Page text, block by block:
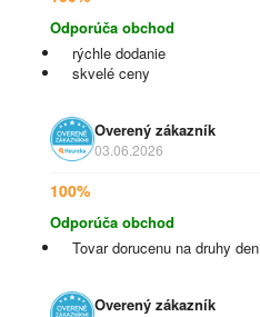
Odporúča obchod
rýchle dodanie
skvelé ceny
Overený zákazník
03.06.2026
100%
Odporúča obchod
Tovar dorucenu na druhy den
Overený zákazník